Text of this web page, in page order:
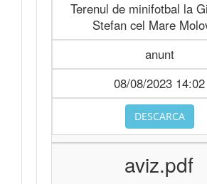
Terenul de minifotbal la
Stefan cel Mare
anunt
08/08/2023 14:02
DESCARCA
aviz.pdf